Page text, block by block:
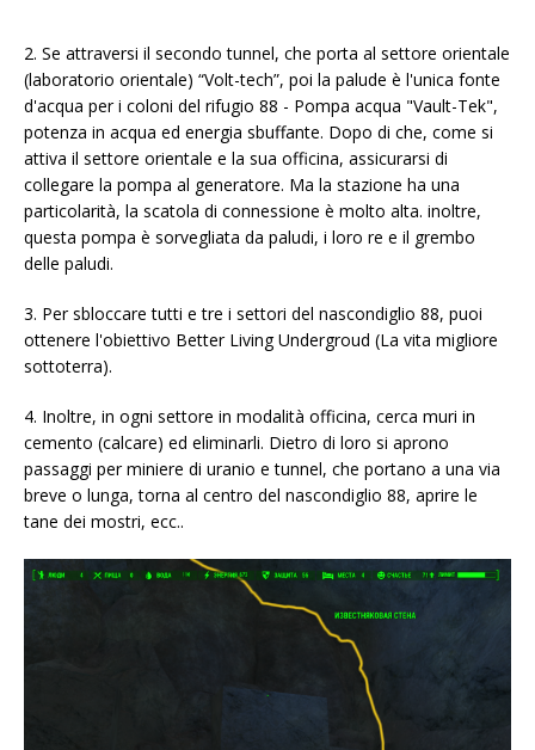
2. Se attraversi il secondo tunnel, che porta al settore orientale
(laboratorio orientale) “Volt-tech”, poi la palude è l'unica fonte
d'acqua per i coloni del rifugio 88 - Pompa acqua "Vault-Tek",
potenza in acqua ed energia sbuffante. Dopo di che, come si
attiva il settore orientale e la sua officina, assicurarsi di
collegare la pompa al generatore. Ma la stazione ha una
particolarità, la scatola di connessione è molto alta. inoltre,
questa pompa è sorvegliata da paludi, i loro re e il grembo
delle paludi.
3. Per sbloccare tutti e tre i settori del nascondiglio 88, puoi
ottenere l'obiettivo Better Living Undergroud (La vita migliore
sottoterra).
4. Inoltre, in ogni settore in modalità officina, cerca muri in
cemento (calcare) ed eliminarli. Dietro di loro si aprono
passaggi per miniere di uranio e tunnel, che portano a una via
breve o lunga, torna al centro del nascondiglio 88, aprire le
tane dei mostri, ecc..